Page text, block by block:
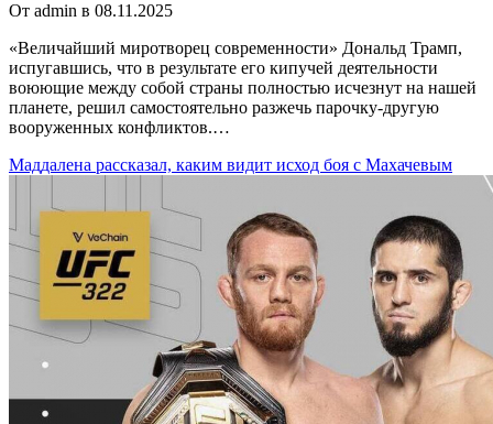
От admin в 08.11.2025
«Величайший миротворец современности» Дональд Трамп,
испугавшись, что в результате его кипучей деятельности
воюющие между собой страны полностью исчезнут на нашей
планете, решил самостоятельно разжечь парочку-другую
вооруженных конфликтов.…
Маддалена рассказал, каким видит исход боя с Махачевым